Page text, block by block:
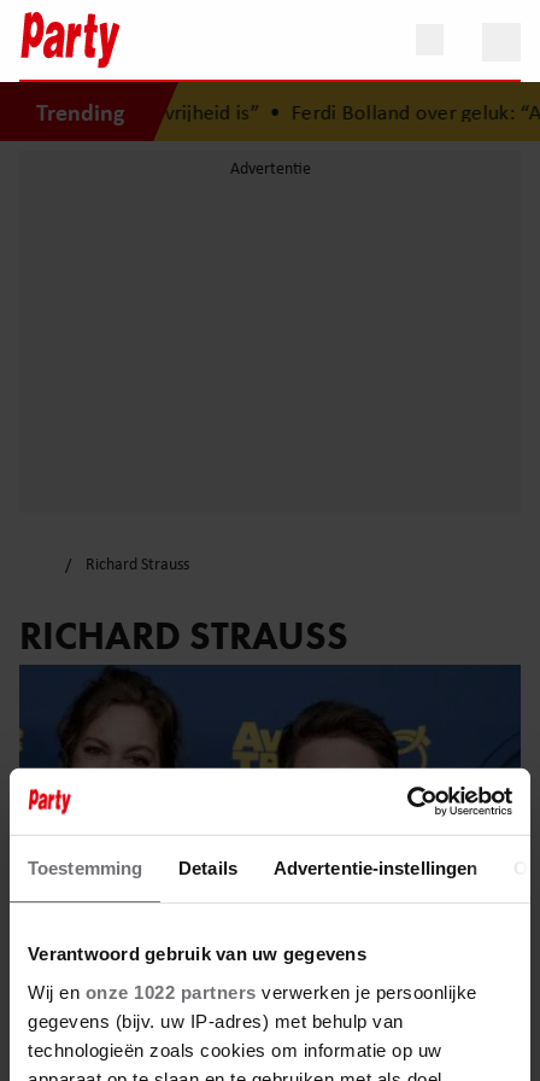
Toestemming Details Advertentie-instellingen
Verantwoord gebruik van uw gegevens
Wij en onze 1022 partners verwerken je persoonlijke
gegevens (bijv. uw IP-adres) met behulp van
technologieën zoals cookies om informatie op uw
Trending
hoe kostbaar vrijheid is”•Ferdi Bolland over geluk:
Richard Strauss
RICHARD STRAUSS
16 oktober 2025